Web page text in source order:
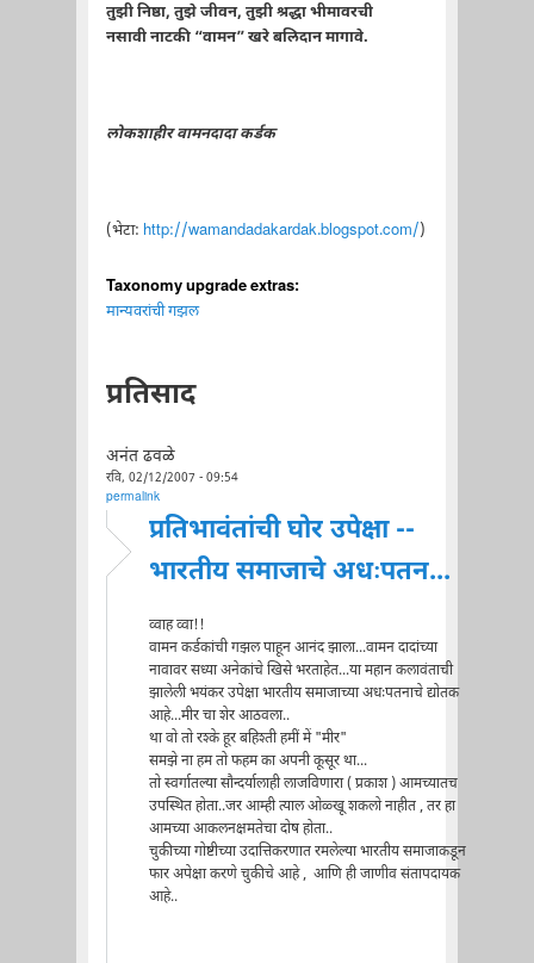
तुझी निष्ठा, तुझे जीवन, तुझी श्रद्धा भीमावरची
नसावी नाटकी “वामन” खरे बलिदान मागावे.
लोकशाहीर वामनदादा कर्डक
(भेटा: http://wamandadakardak.blogspot.com/)
Taxonomy upgrade extras:
मान्यवरांची गझल
प्रतिसाद
अनंत ढवळे
रवि, 02/12/2007 - 09:54
permalink
प्रतिभावंतांची घोर उपेक्षा --
भारतीय समाजाचे अधःपतन...
व्वाह व्वा!!
वामन कर्डकांची गझल पाहून आनंद झाला...वामन दादांच्या
नावावर सध्या अनेकांचे खिसे भरताहेत...या महान कलावंताची
झालेली भयंकर उपेक्षा भारतीय समाजाच्या अधःपतनाचे द्योतक
आहे...मीर चा शेर आठवला..
था वो तो रश्के हूर बहिश्ती हमीं में "मीर"
समझे ना हम तो फहम का अपनी कूसूर था...
तो स्वर्गातल्या सौन्दर्यालाही लाजविणारा ( प्रकाश ) आमच्यातच
उपस्थित होता..जर आम्ही त्याल ओळ्खू शकलो नाहीत , तर हा
आमच्या आकलनक्षमतेचा दोष होता..
चुकीच्या गोष्टीच्या उदात्तिकरणात रमलेल्या भारतीय समाजाकडून
फार अपेक्षा करणे चुकीचे आहे , आणि ही जाणीव संतापदायक
आहे..